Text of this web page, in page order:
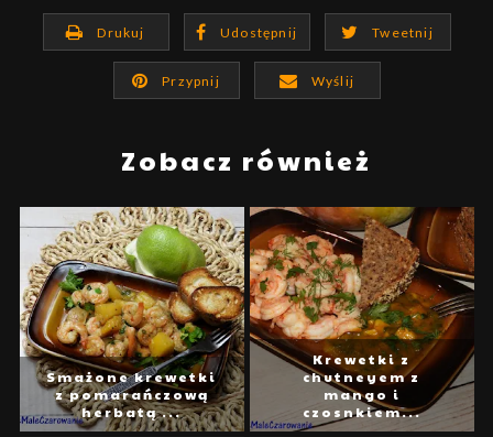
Drukuj Udostępnij Tweetnij
Przypnij Wyślij
Zobacz również
Smażone krewetki
z pomarańczową
herbatą ...
Krewetki z
chutneyem z
mango i
czosnkiem...